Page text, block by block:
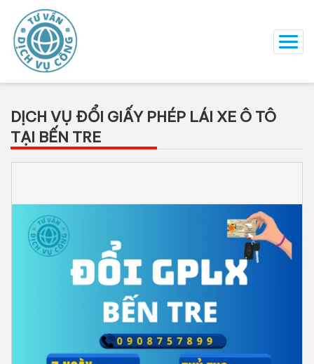
DỊCH VỤ ĐỔI GIẤY PHÉP LÁI XE Ô TÔ
TẠI BẾN TRE